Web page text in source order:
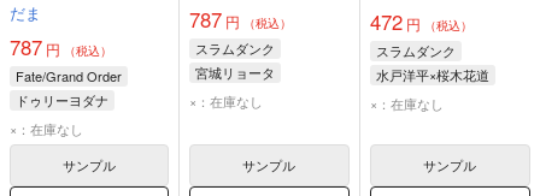
だま
787 円 （税込）
Fate/Grand Order
ドゥリーヨダナ
ビーマ
アシュヴァッターマン
×：在庫なし
サンプル
787 円 （税込）
スラムダンク
宮城リョータ
赤木剛憲
×：在庫なし
サンプル
472円 （税込）
スラムダンク
水戸洋平×桜木花道
水戸洋平
×：在庫なし
サンプル